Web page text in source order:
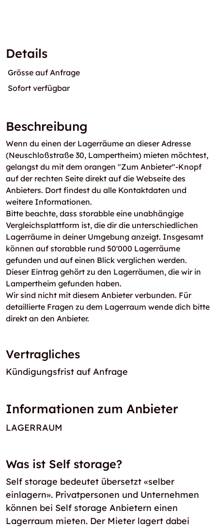
Details
Grösse auf Anfrage
Sofort verfügbar
Beschreibung
Wenn du einen der Lagerräume an dieser Adresse
(Neuschloßstraße 30, Lampertheim) mieten möchtest,
gelangst du mit dem orangen "Zum Anbieter"-Knopf
auf der rechten Seite direkt auf die Webseite des
Anbieters. Dort findest du alle Kontaktdaten und
weitere Informationen.
Bitte beachte, dass storabble eine unabhängige
Vergleichsplattform ist, die dir die unterschiedlichen
Lagerräume in deiner Umgebung anzeigt. Insgesamt
können auf storabble rund 50'000 Lagerräume
gefunden und auf einen Blick verglichen werden.
Dieser Eintrag gehört zu den Lagerräumen, die wir in
Lampertheim gefunden haben.
Wir sind nicht mit diesem Anbieter verbunden. Für
detaillierte Fragen zu dem Lagerraum wende dich bitte
direkt an den Anbieter.
Vertragliches
Kündigungsfrist auf Anfrage
Informationen zum Anbieter
LAGERRAUM
Was ist Self storage?
Self storage bedeutet übersetzt «selber
einlagern». Privatpersonen und Unternehmen
können bei Self storage Anbietern einen
Lagerraum mieten. Der Mieter lagert dabei